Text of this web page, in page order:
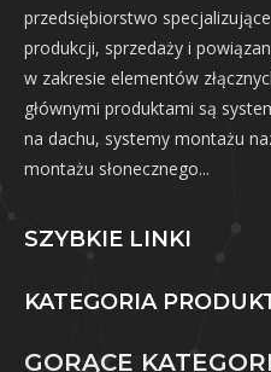
przedsiębiorstwo
produkcji, sprzedaży i
w zakresie elementów
głównymi produktami są
na dachu, systemy montażu
montażu słonecznego...
SZYBKIE LINKI
KATEGORIA
GORĄCE